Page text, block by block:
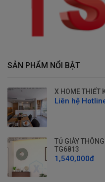
SẢN PHẨM NỔI BẬT
X HOME THIẾT
Liên hệ
TỦ GIÀY
TG6813
1,540,000đ